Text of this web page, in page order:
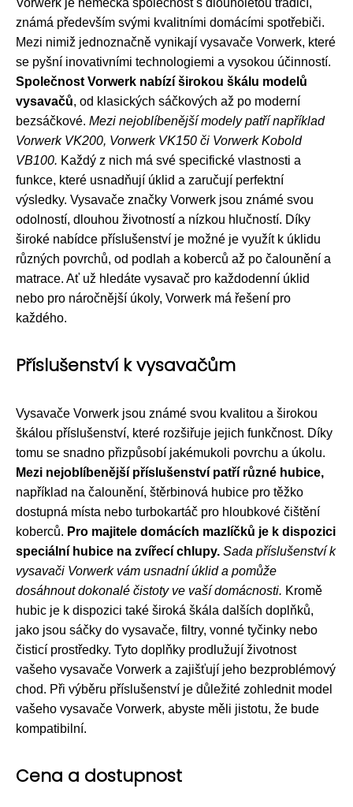
Vorwerk je německá společnost s dlouholetou tradicí,
známá především svými kvalitními domácími spotřebiči.
Mezi nimiž jednoznačně vynikají vysavače Vorwerk, které
se pyšní inovativními technologiemi a vysokou účinností.
Společnost Vorwerk nabízí širokou škálu modelů
vysavačů, od klasických sáčkových až po moderní
bezsáčkové. Mezi nejoblíbenější modely patří například
Vorwerk VK200, Vorwerk VK150 či Vorwerk Kobold
VB100. Každý z nich má své specifické vlastnosti a
funkce, které usnadňují úklid a zaručují perfektní
výsledky. Vysavače značky Vorwerk jsou známé svou
odolností, dlouhou životností a nízkou hlučností. Díky
široké nabídce příslušenství je možné je využít k úklidu
různých povrchů, od podlah a koberců až po čalounění a
matrace. Ať už hledáte vysavač pro každodenní úklid
nebo pro náročnější úkoly, Vorwerk má řešení pro
každého.
Příslušenství k vysavačům
Vysavače Vorwerk jsou známé svou kvalitou a širokou
škálou příslušenství, které rozšiřuje jejich funkčnost. Díky
tomu se snadno přizpůsobí jakémukoli povrchu a úkolu.
Mezi nejoblíbenější příslušenství patří různé hubice,
například na čalounění, štěrbinová hubice pro těžko
dostupná místa nebo turbokartáč pro hloubkové čištění
koberců. Pro majitele domácích mazlíčků je k dispozici
speciální hubice na zvířecí chlupy. Sada příslušenství k
vysavači Vorwerk vám usnadní úklid a pomůže
dosáhnout dokonalé čistoty ve vaší domácnosti. Kromě
hubic je k dispozici také široká škála dalších doplňků,
jako jsou sáčky do vysavače, filtry, vonné tyčinky nebo
čisticí prostředky. Tyto doplňky prodlužují životnost
vašeho vysavače Vorwerk a zajišťují jeho bezproblémový
chod. Při výběru příslušenství je důležité zohlednit model
vašeho vysavače Vorwerk, abyste měli jistotu, že bude
kompatibilní.
Cena a dostupnost